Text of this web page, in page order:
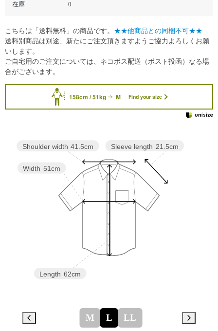
在庫 0
158cm / 51kg M Find your size
Sleeve length 21.5cm
Length 62cm
Width 51cm
Shoulder width 41.5cm
M L LL
こちらは「送料無料」の商品です。 ★★他商品との同梱不可★★
送料別商品は別途、新たにご注文頂きますようご協力よろしくお願
いします。
ご自宅用のご注文については、ネコポス配送（ポスト投函）なる場
合がございます。